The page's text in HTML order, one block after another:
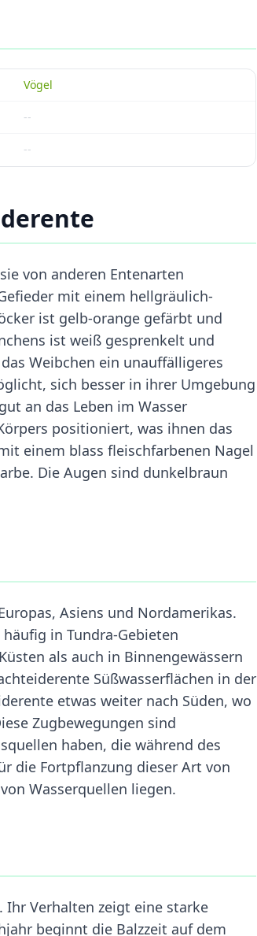
Vögel
--
--
von anderen Entenarten
mit einem hellgräulich-
ist gelb-orange gefärbt und
ist weiß gesprenkelt und
Weibchen ein unauffälligeres
sich besser in ihrer Umgebung
an das Leben im Wasser
positioniert, was ihnen das
einem blass fleischfarbenen Nagel
Die Augen sind dunkelbraun
Asiens und Nordamerikas.
in Tundra-Gebieten
als auch in Binnengewässern
Süßwasserflächen in der
etwas weiter nach Süden, wo
Zugbewegungen sind
haben, die während des
die Fortpflanzung dieser Art von
Wasserquellen liegen.
Ihr Verhalten zeigt eine starke
beginnt die Balzzeit auf dem